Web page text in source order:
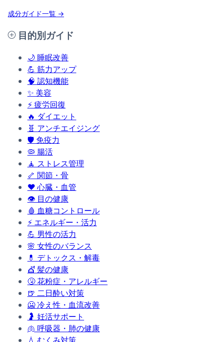
成分ガイド一覧 →
目的別ガイド
🌙 睡眠改善
💪 筋力アップ
🧠 認知機能
✨ 美容
⚡疲労回復
🔥 ダイエット
🧬 アンチエイジング
🛡️ 免疫力
🦠 腸活
🧘 ストレス管理
🦴 関節・骨
❤️ 心臓・血管
👁️ 目の健康
🩸 血糖コントロール
⚡ エネルギー・活力
💪 男性の活力
🌸 女性のバランス
💊 デトックス・解毒
💇 髪の健康
🤧花粉症・アレルギー
🍺 二日酔い対策
🥶冷え性・血流改善
🤰 妊活サポート
🫁 呼吸器・肺の健康